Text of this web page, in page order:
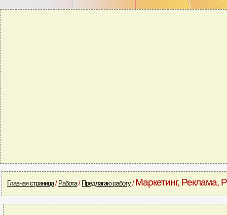
Главная страница/ Работа/ Предлагаю работу/ Маркетинг, Реклама,